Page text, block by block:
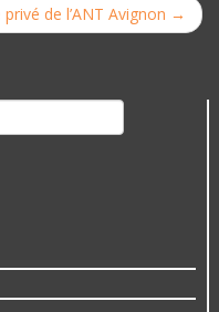
de l’ANT Avignon →